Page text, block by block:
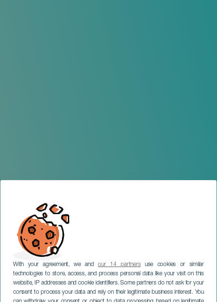
With your agreement, we andour 14 partnersuse cookies or similar
technologies to store, access, and process personal data like your visit on this
website, IP addresses and cookie identifiers. Some partners do not ask for your
consent to process your data and rely on their legitimate business interest. You